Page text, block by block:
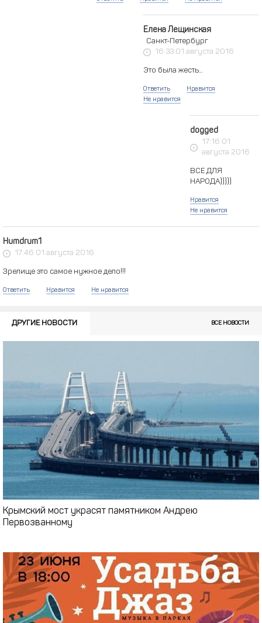
Елена Лещинская
Санкт-Петербург
16:33 01 августа 2016
Это была жесть...
Ответить
Нравится
Не нравится
dogged
17:16 01
августа 2016
ВСЕ ДЛЯ
НАРОДА)))))
Нравится
Не нравится
Humdrum1
17:46 01 августа 2016
Зрелище это самое нужное дело!!!
Ответить Нравится Не нравится
Крымский мост украсят памятником Андрею
Первозванному
ДРУГИЕ НОВОСТИ ВСЕ НОВОСТИ